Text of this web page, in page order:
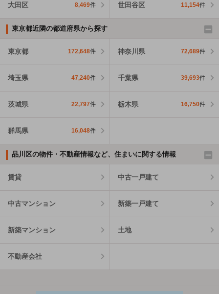
大田区 8,469件 世田谷区 11,154件
東京都近隣の都道府県から探す
東京都 172,648件 神奈川県 72,689件
埼玉県 47,240件 千葉県 39,693件
茨城県 22,797件 栃木県 16,750件
群馬県 16,048件
品川区の物件・不動産情報など、住まいに関する情報
賃貸 中古一戸建て
中古マンション 新築一戸建て
新築マンション 土地
不動産会社